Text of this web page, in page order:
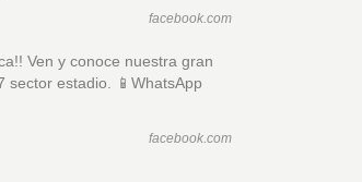
facebook.com
Ven y conoce nuestra gran
sector estadio. 📱WhatsApp
facebook.com